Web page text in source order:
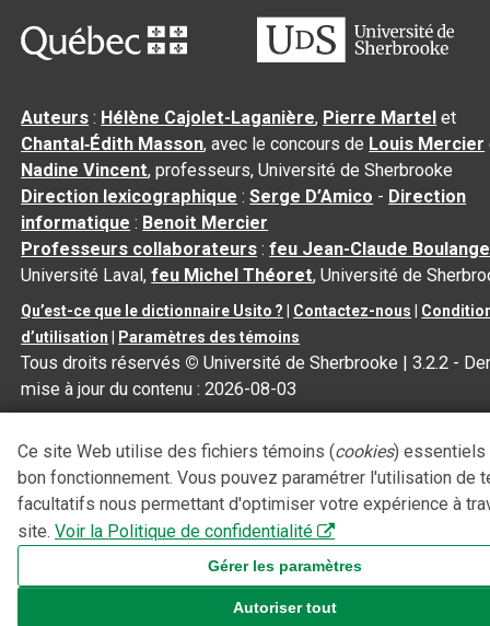
Auteurs : Hélène Cajolet-Laganière, Pierre Martel et
Chantal‑Édith Masson, avec le concours de Louis Mercier
Nadine Vincent, professeurs, Université de Sherbrooke
Direction lexicographique :Serge D’Amico - Direction
informatique : Benoit Mercier
Professeurs collaborateurs :feu Jean-Claude
Université Laval,feu Michel Théoret, Université de
Qu’est-ce que le dictionnaire Usito ? Contactez-nous
d’utilisation
Paramètres des témoins
Tous droits réservés © Université de Sherbrooke |3.2.2 -
mise à jour du contenu :2026-08-03
Ce site Web utilise des fichiers témoins (cookies) essentiels
bon fonctionnement. Vous pouvez paramétrer l'utilisation de
facultatifs nous permettant d'optimiser votre expérience à
site. Voir la Politique de confidentialité
Gérer les paramètres
Autoriser tout